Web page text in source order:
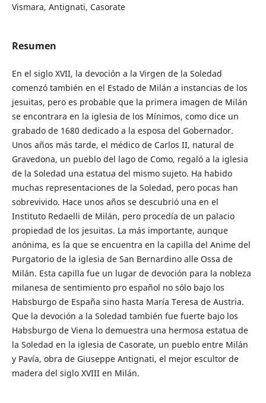
Vismara, Antignati, Casorate
Resumen
En el siglo XVII, la devoción a la Virgen de la Soledad
comenzó también en el Estado de Milán a instancias de los
jesuitas, pero es probable que la primera imagen de Milán
se encontrara en la iglesia de los Mínimos, como dice un
grabado de 1680 dedicado a la esposa del Gobernador.
Unos años más tarde, el médico de Carlos II, natural de
Gravedona, un pueblo del lago de Como, regaló a la iglesia
de la Soledad una estatua del mismo sujeto. Ha habido
muchas representaciones de la Soledad, pero pocas han
sobrevivido. Hace unos años se descubrió una en el
Instituto Redaelli de Milán, pero procedía de un palacio
propiedad de los jesuitas. La más importante, aunque
anónima, es la que se encuentra en la capilla del Anime del
Purgatorio de la iglesia de San Bernardino alle Ossa de
Milán. Esta capilla fue un lugar de devoción para la nobleza
milanesa de sentimiento pro español no sólo bajo los
Habsburgo de España sino hasta María Teresa de Austria.
Que la devoción a la Soledad también fue fuerte bajo los
Habsburgo de Viena lo demuestra una hermosa estatua de
la Soledad en la iglesia de Casorate, un pueblo entre Milán
y Pavía, obra de Giuseppe Antignati, el mejor escultor de
madera del siglo XVIII en Milán.